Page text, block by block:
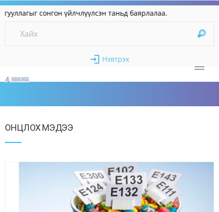
сонгон үйлчлүүлсэн таньд баярлалаа.
Нэвтрэх
ОНЦЛОХ МЭДЭЭ